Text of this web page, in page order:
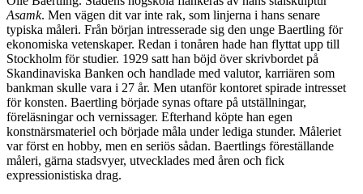
Asamk. Men vägen dit var inte rak, som linjerna i hans senare
typiska måleri. Från början intresserade sig den unge Baertling för
ekonomiska vetenskaper. Redan i tonåren hade han flyttat upp till
Stockholm för studier. 1929 satt han böjd över skrivbordet på
Skandinaviska Banken och handlade med valutor, karriären som
bankman skulle vara i 27 år. Men utanför kontoret spirade intresset
för konsten. Baertling började synas oftare på utställningar,
föreläsningar och vernissager. Efterhand köpte han egen
konstnärsmateriel och började måla under lediga stunder. Måleriet
var först en hobby, men en seriös sådan. Baertlings föreställande
måleri, gärna stadsvyer, utvecklades med åren och fick
expressionistiska drag.